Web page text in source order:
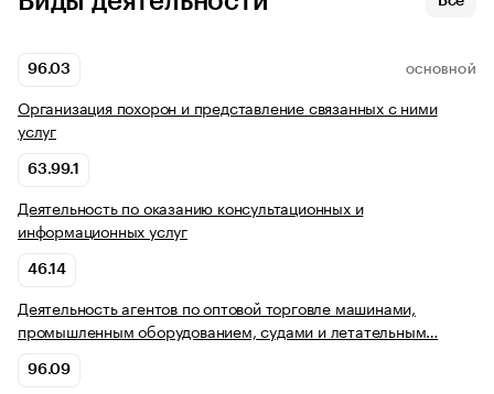
96.03 ОСНОВНОЙ
Организация похорон и представление связанных с ними
услуг
63.99.1
Деятельность по оказанию консультационных и
информационных услуг
46.14
Деятельность агентов по оптовой торговле машинами,
промышленным оборудованием, судами и летательным…
96.09